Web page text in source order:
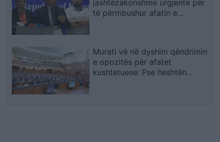
jashtëzakonshme urgjente për
të përmbushur afatin e
Murati vë në dyshim qëndrimin
e opozitës për afatet
kushtetuese: Pse heshtën